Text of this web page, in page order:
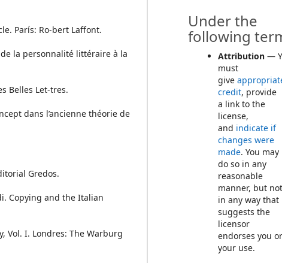
París: Ro-bert Laffont.
de la personnalité littéraire à la
Belles Let-tres.
dans l’ancienne théorie de
Gredos.
Copying and the Italian
Vol. I. Londres: The Warburg
Under the
following
Attribution —
must
give
credit, provide
a link to the
license,
and indicate if
changes were
made. You may
do so in any
reasonable
manner, but not
in any way that
suggests the
licensor
endorses you or
your use.